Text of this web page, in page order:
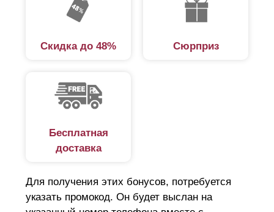
Скидка до 48% Сюрприз
Бесплатная
доставка
Для получения этих бонусов, потребуется
указать промокод. Он будет выслан на